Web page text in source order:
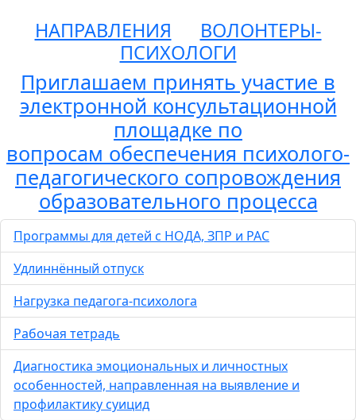
НАПРАВЛЕНИЯ
ВОЛОНТЕРЫ-
ПСИХОЛОГИ
Приглашаем принять участие в
электронной консультационной
площадке по
вопросам обеспечения психолого-
педагогического сопровождения
образовательного процесса
Программы для детей с НОДА, ЗПР и РАС
Удлиннённый отпуск
Нагрузка педагога-психолога
Рабочая тетрадь
Диагностика эмоциональных и личностных
особенностей, направленная на выявление и
профилактику суицид